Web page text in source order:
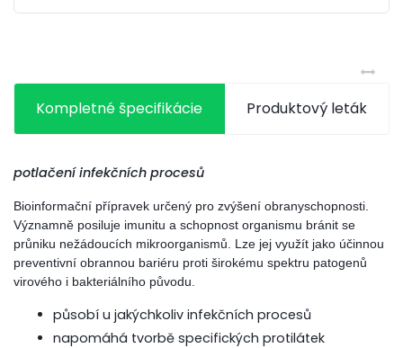
Kompletné špecifikácie Produktový leták
potlačení infekčních procesů
Bioinformační přípravek určený pro zvýšení obranyschopnosti.
Významně posiluje imunitu a schopnost organismu bránit se
průniku nežádoucích mikroorganismů. Lze jej využít jako účinnou
preventivní obrannou bariéru proti širokému spektru patogenů
virového i bakteriálního původu.
působí u jakýchkoliv infekčních procesů
napomáhá tvorbě specifických protilátek